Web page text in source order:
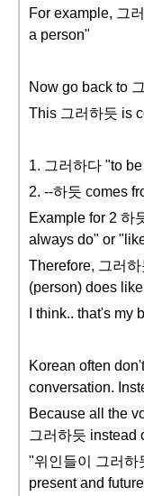
For example, 그
a person"
Now go back to
This 그러하듯 is
1. 그러하다 "to
2. --하듯 comes
Example for 2 하
always do" or
Therefore, 그러
(person) does
I think.. that's my
Korean often
conversation.
Because all the
그러하듯 instead
"위인들이 그러하
present and